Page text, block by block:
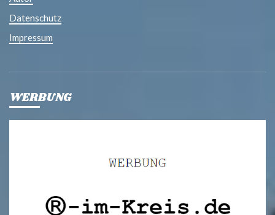
Datenschutz
Impressum
WERBUNG